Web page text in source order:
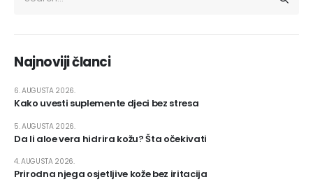
Najnoviji članci
Kako uvesti suplemente djeci bez stresa
6. AUGUSTA 2026.
Da li aloe vera hidrira kožu? Šta očekivati
5. AUGUSTA 2026.
Prirodna njega osjetljive kože bez iritacija
4. AUGUSTA 2026.